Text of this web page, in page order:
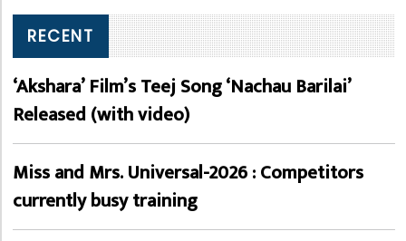
RECENT
‘Akshara’ Film’s Teej Song ‘Nachau Barilai’
Released (with video)
Miss and Mrs. Universal-2026 : Competitors
currently busy training